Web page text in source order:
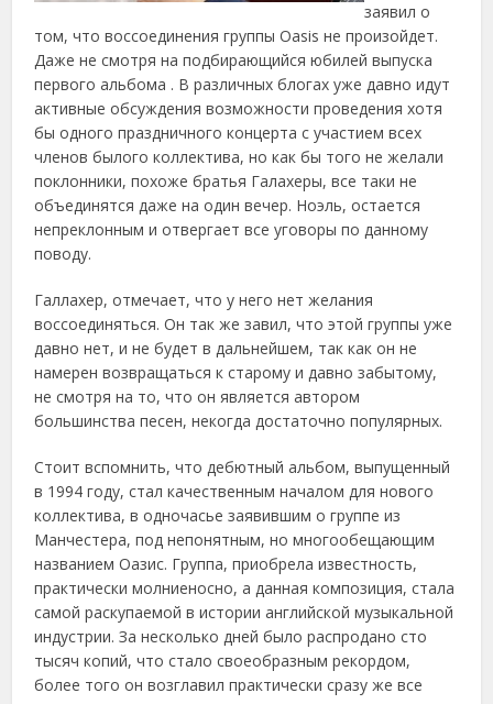
заявил о
том, что воссоединения группы Oasis не произойдет.
Даже не смотря на подбирающийся юбилей выпуска
первого альбома . В различных блогах уже давно идут
активные обсуждения возможности проведения хотя
бы одного праздничного концерта с участием всех
членов былого коллектива, но как бы того не желали
поклонники, похоже братья Галахеры, все таки не
объединятся даже на один вечер. Ноэль, остается
непреклонным и отвергает все уговоры по данному
поводу.
Галлахер, отмечает, что у него нет желания
воссоединяться. Он так же завил, что этой группы уже
давно нет, и не будет в дальнейшем, так как он не
намерен возвращаться к старому и давно забытому,
не смотря на то, что он является автором
большинства песен, некогда достаточно популярных.
Стоит вспомнить, что дебютный альбом, выпущенный
в 1994 году, стал качественным началом для нового
коллектива, в одночасье заявившим о группе из
Манчестера, под непонятным, но многообещающим
названием Оазис. Группа, приобрела известность,
практически молниеносно, а данная композиция, стала
самой раскупаемой в истории английской музыкальной
индустрии. За несколько дней было распродано сто
тысяч копий, что стало своеобразным рекордом,
более того он возглавил практически сразу же все